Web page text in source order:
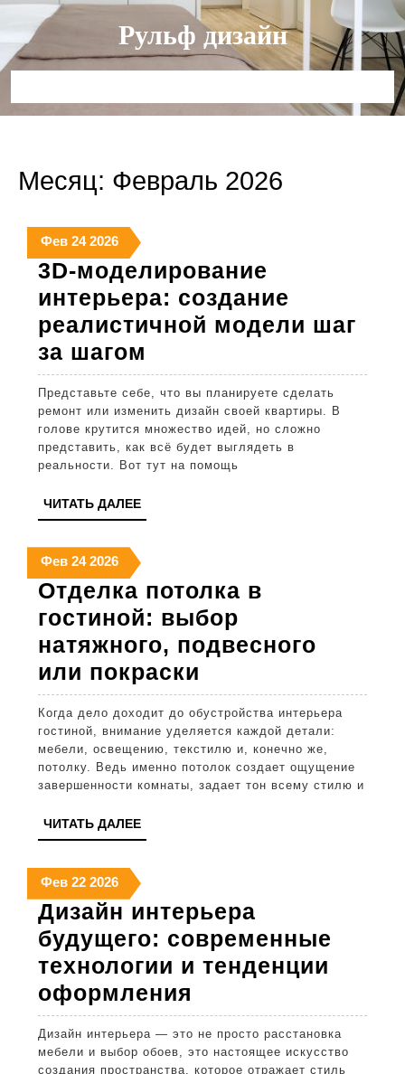
Перейти
содержимому
Рульф дизайн
Месяц: Февраль 2026
Фев24
февраля
2026
2424
февраля
2026
202624
февраля
2026
3D-моделирование
интерьера: создание
реалистичной модели шаг
за шагом
моделирование
интерьера:
создание
реалистичной
шаг
Представьте себе, что вы планируете сделать
ремонт или изменить дизайн своей квартиры. В
голове крутится множество идей, но сложно
представить, как всё будет выглядеть в
реальности. Вот тут на помощь
ЧИТАТЬ ДАЛЕЕЧИТАТЬ
ДАЛЕЕ
Фев24
февраля
2026
2424
февраля
2026
202624
февраля
2026
Отделка потолка в
гостиной: выбор
натяжного, подвесного
или покраски
потолка
в
гостиной:
выбор
Когда дело доходит до обустройства интерьера
гостиной, внимание уделяется каждой детали:
мебели, освещению, текстилю и, конечно же,
потолку. Ведь именно потолок создает ощущение
завершенности комнаты, задает тон всему стилю и
ЧИТАТЬ ДАЛЕЕЧИТАТЬ
ДАЛЕЕ
Фев22
февраля
2026
2222
февраля
2026
202622
февраля
2026
Дизайн интерьера
будущего: современные
технологии и тенденции
оформления
интерьера
будущего:
Дизайн интерьера — это не просто расстановка
мебели и выбор обоев, это настоящее искусство
создания пространства, которое отражает стиль